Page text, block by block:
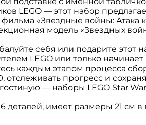
LEGO — этот набор
«Звездные войны: Атака
модель «Звездных
себя или подарите
LEGO или только начинает
каждым этапом процесса
прогресс и
— наборы LEGO Star
деталей, имеет размеры 21 см в